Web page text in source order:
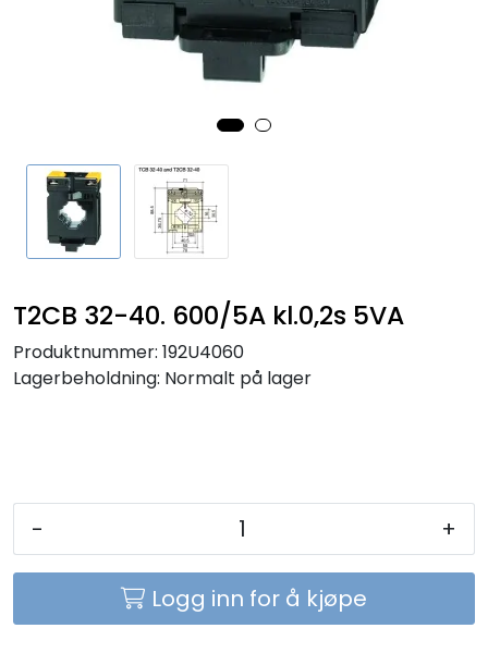
T2CB 32-40. 600/5A kl.0,2s 5VA
Produktnummer: 192U4060
Lagerbeholdning: Normalt på lager
- +
Logg inn for å kjøpe